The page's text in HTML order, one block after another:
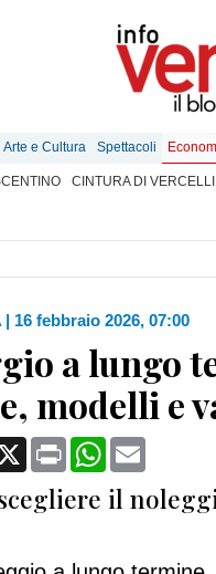
Arte e Cultura Spettacoli
CINTURA DI VERCELLI
| 16 febbraio 2026, 07:00
a lungo
modelli e
X Print WhatsApp
il